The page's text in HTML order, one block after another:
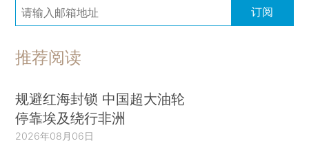
订阅
推荐阅读
规避红海封锁 中国超大油轮
停靠埃及绕行非洲
2026年08月06日